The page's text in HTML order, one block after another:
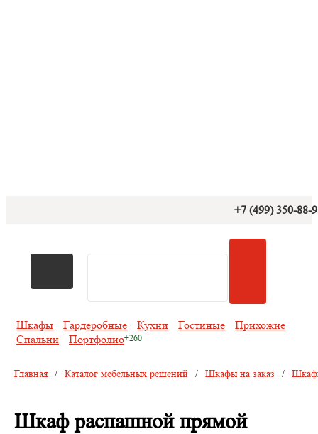
+7 (499) 350-88-
Шкафы Гардеробные Кухни Гостиные
Прихожие
Спальни
Портфолио
Главная / Каталог мебельных решений / Шкафы на заказ /
Шкаф распашной прямой